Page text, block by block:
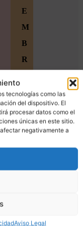
tecnologías como las
del dispositivo. El
procesar datos como el
únicas en este sitio.
negativamente a
Aviso Legal
E
M
B
R
S
Ú
n
e
a